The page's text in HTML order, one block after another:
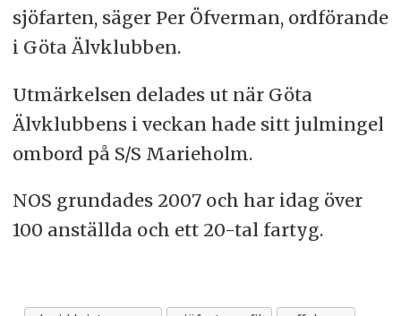
sjöfarten, säger Per Öfverman, ordförande
i Göta Älvklubben.
Utmärkelsen delades ut när Göta
Älvklubbens i veckan hade sitt julmingel
ombord på S/S Marieholm.
NOS grundades 2007 och har idag över
100 anställda och ett 20-tal fartyg.